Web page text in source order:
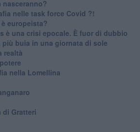
nasceranno?
nelle task force Covid ?!
europeista?
è una crisi epocale. È fuor di dubbio
più buia in una giornata di sole
realtà
nella Lomellina
di Gratteri